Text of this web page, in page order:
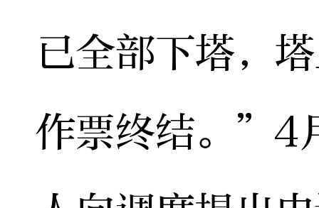
已全部下塔，
作票终结。”4